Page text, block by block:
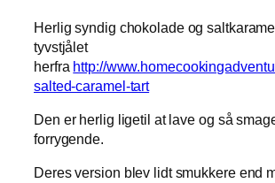
Herlig syndig chokolade og
tyvstjålet
herfra http://
salted-caramel-tart
Den er herlig ligetil at lave og så
forrygende.
Deres version blev lidt smukkere end